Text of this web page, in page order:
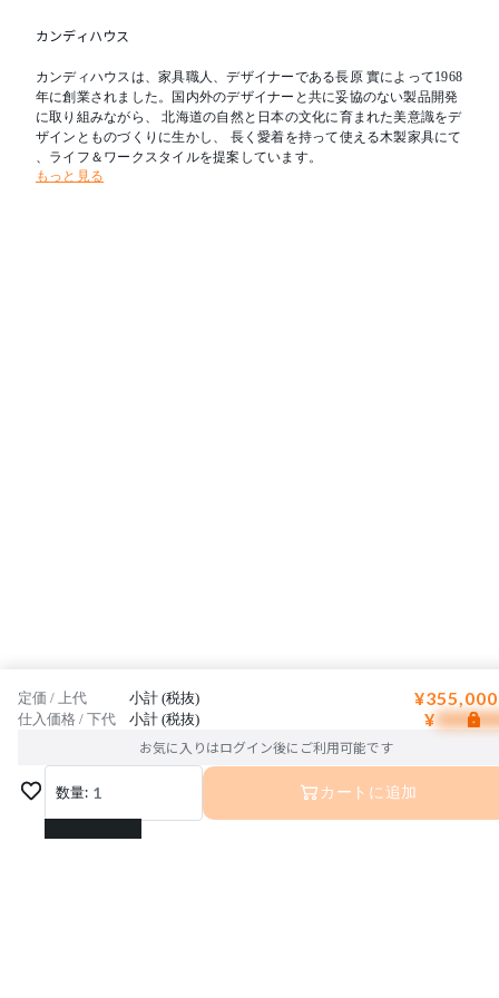
カンディハウス
カンディハウスは、家具職人、デザイナーである長原 實によって1968
年に創業されました。国内外のデザイナーと共に妥協のない製品開発
に取り組みながら、 北海道の自然と日本の文化に育まれた美意識をデ
ザインとものづくりに生かし、 長く愛着を持って使える木製家具にて
、ライフ＆ワークスタイルを提案しています。
もっと見る
定価 / 上代 小計 (税抜)
仕入価格 / 下代 小計 (税抜) ¥
お気に入りはログイン後にご利用可能です
数量: 1
1
カートに追加